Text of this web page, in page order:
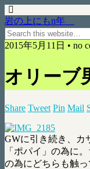
岩の上にもn年
2015年5月11日 • no
オリーブ
Share Tweet Pin Mail
GWに引き続き、カ
「ポパイ」の為に
の為にどちらも触